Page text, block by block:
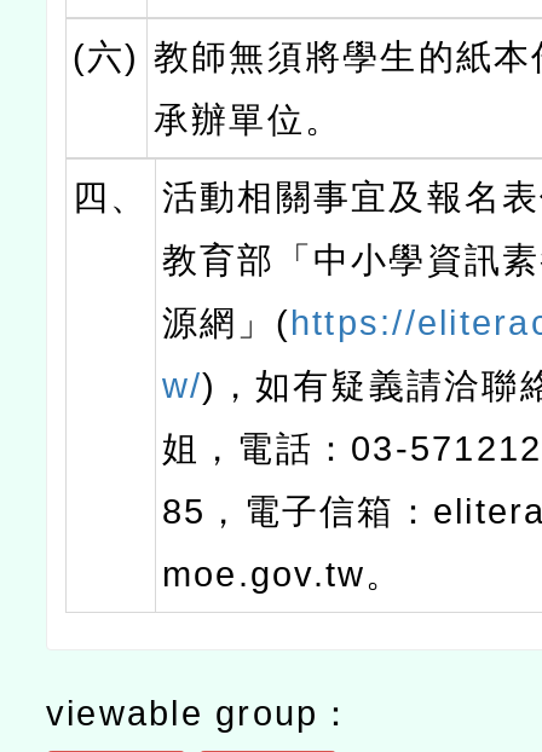
(六) 教師無須將學生的紙本
承辦單位。
四、
活動相關事宜及報名
教育部「中小學資訊
源網」(https://
w/)，如有疑義請洽聯
姐，電話：03-
85，電子信箱：
moe.gov.tw。
viewable group：